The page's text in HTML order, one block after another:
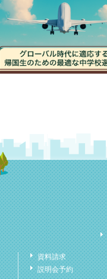
資料請求
説明会予約